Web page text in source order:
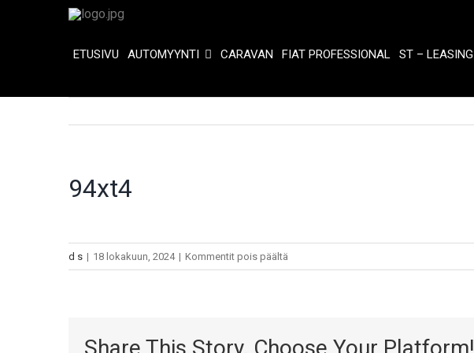
ETUSIVU AUTOMYYNTI CARAVAN FIAT PROFESSIONAL ST – LEASING
94xt4
d s | 18 lokakuun, 2024 | Kommentit pois päältä
94xt4